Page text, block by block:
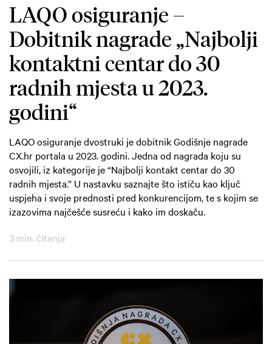
LAQO osiguranje –
Dobitnik nagrade „Najbolji
kontaktni centar do 30
radnih mjesta u 2023.
godini“
LAQO osiguranje dvostruki je dobitnik Godišnje nagrade
CX.hr portala u 2023. godini. Jedna od nagrada koju su
osvojili, iz kategorije je “Najbolji kontakt centar do 30
radnih mjesta.” U nastavku saznajte što ističu kao ključ
uspjeha i svoje prednosti pred konkurencijom, te s kojim se
izazovima najčešće susreću i kako im doskaču.
3 min. čitanja